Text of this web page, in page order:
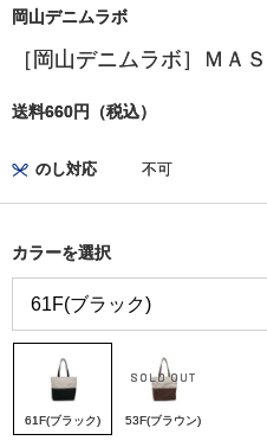
岡山デニムラボ
［岡山デニムラボ］ＭＡ
送料660円（税込）
のし対応 不可
カラーを選択
61F(ブラック) 53F(ブラウン)